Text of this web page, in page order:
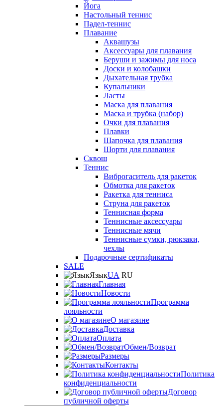
Йога
Настольный теннис
Падел-теннис
Плавание
Аквашузы
Аксессуары для плавания
Беруши и зажимы для носа
Доски и колобашки
Дыхательная трубка
Купальники
Ласты
Маска для плавания
Маска и трубка (набор)
Очки для плавания
Плавки
Шапочка для плавания
Шорти для плавания
Сквош
Теннис
Виброгаситель для ракеток
Обмотка для ракеток
Ракетка для тенниса
Струна для ракеток
Теннисная форма
Теннисные аксессуары
Теннисные мячи
Теннисные сумки, рюкзаки,
чехлы
Подарочные сертификаты
SALE
ЯзыкUA RU
Главная
Новости
Программа
лояльности
О магазине
Доставка
Оплата
Обмен/Возврат
Размеры
Контакты
Политика
конфиденциальности
Договор
публичной оферты